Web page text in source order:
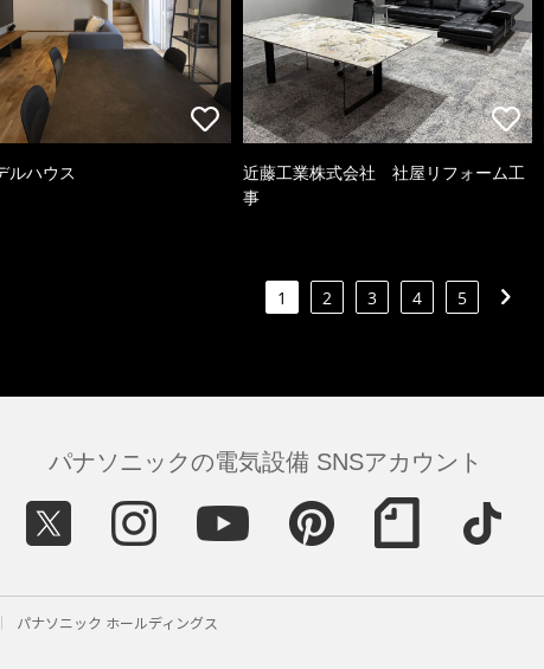
ルハウス
近藤工業株式会社 社屋リフォーム工
事
1 2 3 4 5
パナソニックの電気設備 SNSアカウント
パナソニック ホールディングス